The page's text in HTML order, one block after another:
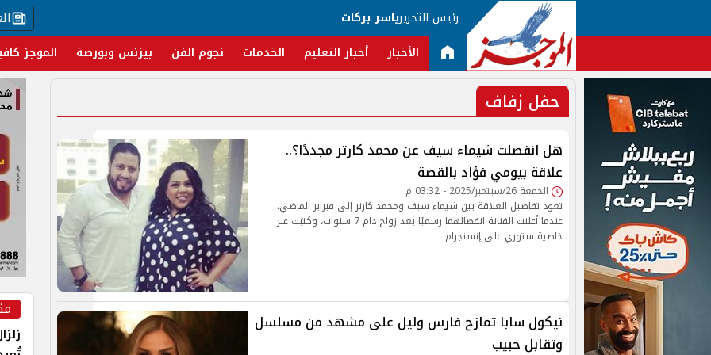
رئيس التحريرياسر بركات
الأخبار أخبار التعليم الخدمات نجوم الفن بيزنس وبورصة الموجز
حفل زفاف
هل انفصلت شيماء سيف عن محمد كارتر مجددًا؟..
علاقة بيومي فؤاد بالقصة
الجمعة 26/سبتمبر/2025 - 03:32 م
تعود تفاصيل العلاقة بين شيماء سيف ومحمد كارتر إلى فبراير الماضي،
عندما أعلنت الفنانة انفصالهما رسميًا بعد زواج دام 7 سنوات، وكتبت عبر
خاصية ستوري على إنستجرام
نيكول سابا تمازح فارس وليل على مشهد من مسلسل
وتقابل حبيب